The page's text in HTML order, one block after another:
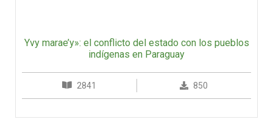
Yvy marae’y»: el conflicto del estado con los pueblos
indígenas en Paraguay
2841 850